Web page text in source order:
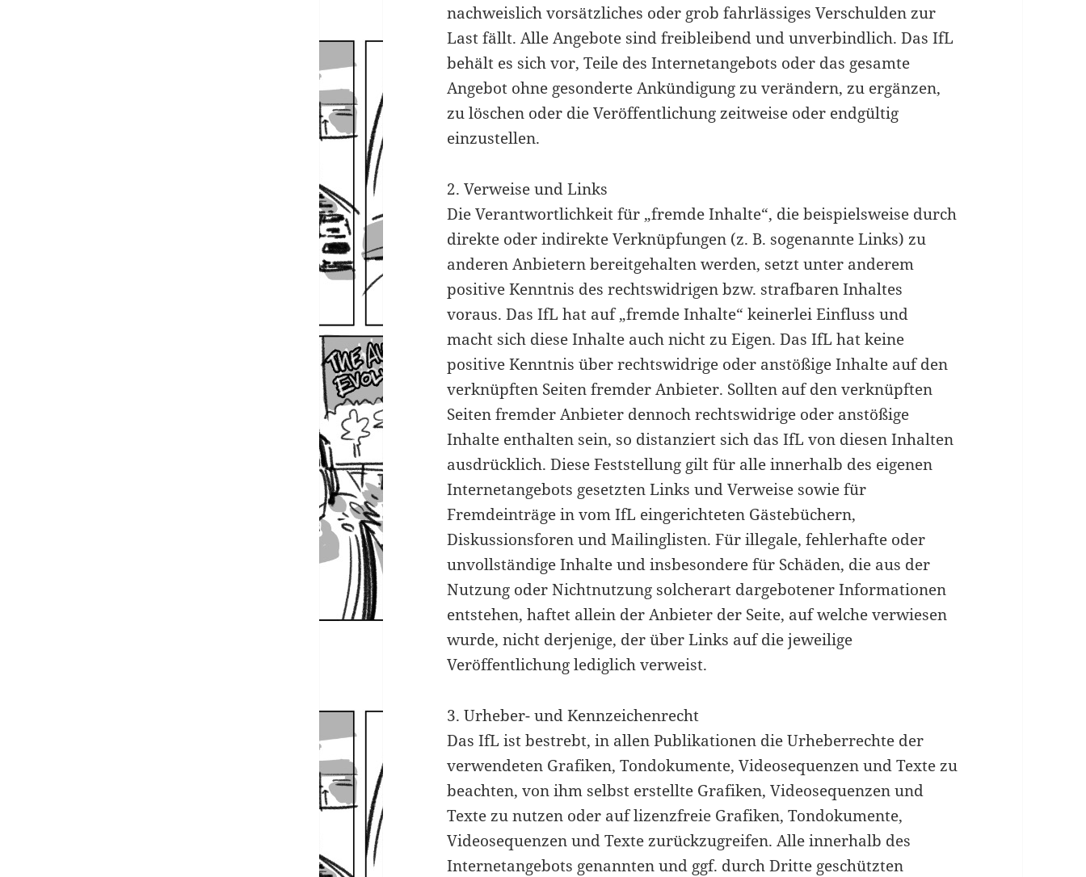
nachweislich vorsätzliches oder grob fahrlässiges Verschulden zur
Last fällt. Alle Angebote sind freibleibend und unverbindlich. Das IfL
behält es sich vor, Teile des Internetangebots oder das gesamte
Angebot ohne gesonderte Ankündigung zu verändern, zu ergänzen,
zu löschen oder die Veröffentlichung zeitweise oder endgültig
einzustellen.
2. Verweise und Links
Die Verantwortlichkeit für „fremde Inhalte“, die beispielsweise durch
direkte oder indirekte Verknüpfungen (z. B. sogenannte Links) zu
anderen Anbietern bereitgehalten werden, setzt unter anderem
positive Kenntnis des rechtswidrigen bzw. strafbaren Inhaltes
voraus. Das IfL hat auf „fremde Inhalte“ keinerlei Einfluss und
macht sich diese Inhalte auch nicht zu Eigen. Das IfL hat keine
positive Kenntnis über rechtswidrige oder anstößige Inhalte auf den
verknüpften Seiten fremder Anbieter. Sollten auf den verknüpften
Seiten fremder Anbieter dennoch rechtswidrige oder anstößige
Inhalte enthalten sein, so distanziert sich das IfL von diesen Inhalten
ausdrücklich. Diese Feststellung gilt für alle innerhalb des eigenen
Internetangebots gesetzten Links und Verweise sowie für
Fremdeinträge in vom IfL eingerichteten Gästebüchern,
Diskussionsforen und Mailinglisten. Für illegale, fehlerhafte oder
unvollständige Inhalte und insbesondere für Schäden, die aus der
Nutzung oder Nichtnutzung solcherart dargebotener Informationen
entstehen, haftet allein der Anbieter der Seite, auf welche verwiesen
wurde, nicht derjenige, der über Links auf die jeweilige
Veröffentlichung lediglich verweist.
3. Urheber- und Kennzeichenrecht
Das IfL ist bestrebt, in allen Publikationen die Urheberrechte der
verwendeten Grafiken, Tondokumente, Videosequenzen und Texte zu
beachten, von ihm selbst erstellte Grafiken, Videosequenzen und
Texte zu nutzen oder auf lizenzfreie Grafiken, Tondokumente,
Videosequenzen und Texte zurückzugreifen. Alle innerhalb des
Internetangebots genannten und ggf. durch Dritte geschützten